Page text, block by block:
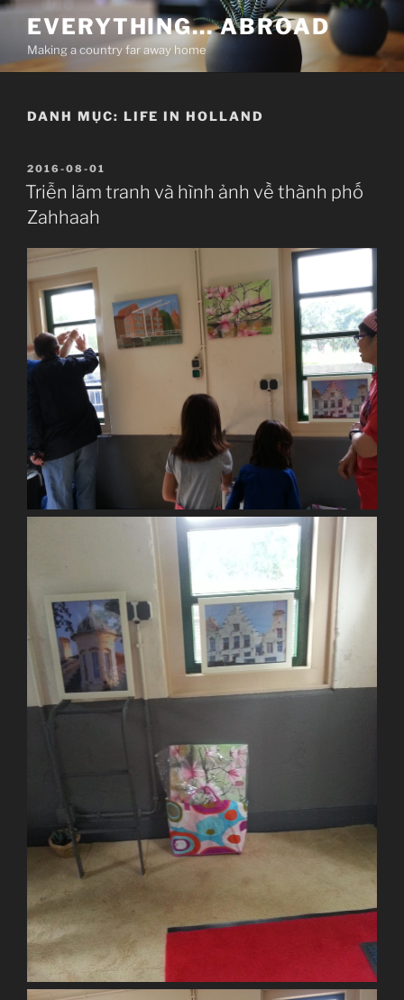
Chuyển
phần
nội
EVERYTHING… ABROAD
Making a country far away home
DANH MỤC: LIFE IN HOLLAND
ĐĂNG
TRONG
2016-08-01
Triễn lãm tranh và hình ảnh về thành phố
Zahhaah